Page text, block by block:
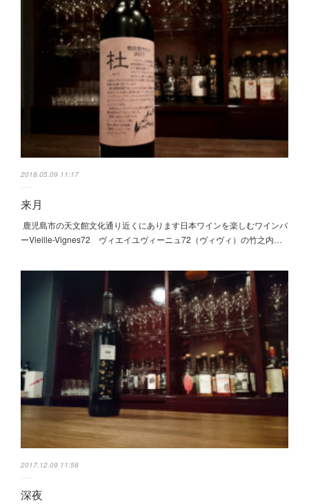
2018.05.09 11:17
来月
鹿児島市の天文館文化通り近くにあります日本ワインを楽しむワインバ
ーVieille-Vignes72 ヴィエイユヴィーニュ72（ヴィヴィ）の竹之内…
2017.12.09 11:58
深夜